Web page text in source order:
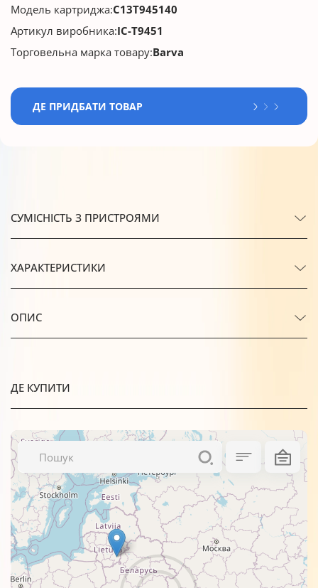
Модель картриджа:C13T945140
Артикул виробника:IC-T9451
Торговельна марка товару:Barva
ДЕ ПРИДБАТИ ТОВАР
СУМІСНІСТЬ З ПРИСТРОЯМИ
ХАРАКТЕРИСТИКИ
ОПИС
ДЕ КУПИТИ